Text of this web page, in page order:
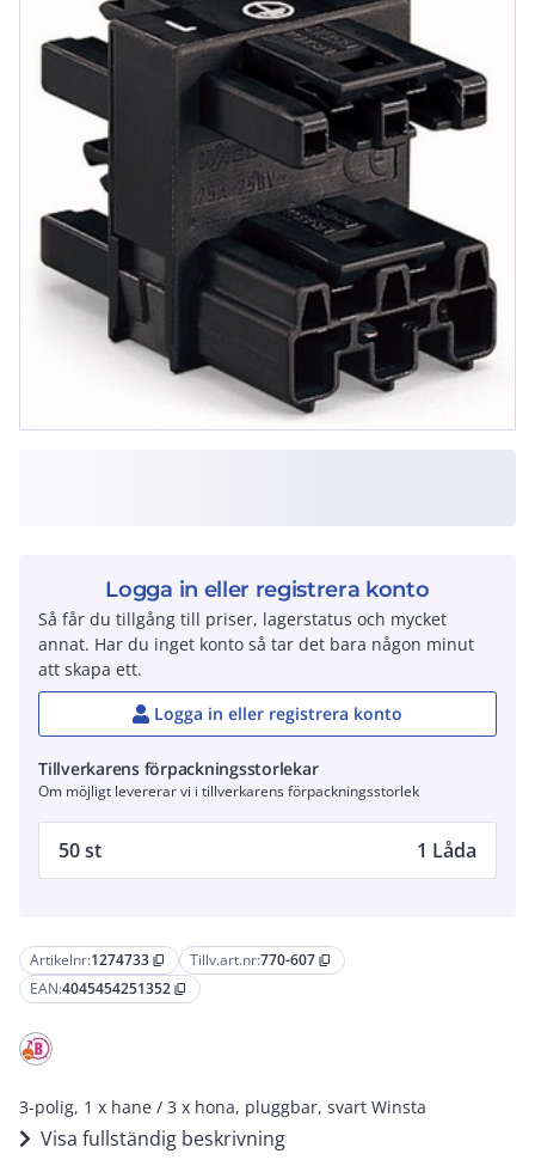
Artikelnr:1274733 content_copy Tillv.art.nr:770-607 content_copy
EAN:4045454251352 content_copy
3-polig, 1 x hane / 3 x hona, pluggbar, svart Winsta
Visa fullständig beskrivning
Logga in eller registrera konto
Så får du tillgång till priser, lagerstatus och mycket
annat. Har du inget konto så tar det bara någon minut
att skapa ett.
Logga in eller registrera konto
Tillverkarens förpackningsstorlekar
Om möjligt levererar vi i tillverkarens förpackningsstorlek
50 st 1 Låda